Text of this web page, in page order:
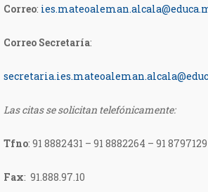
Correo:
Correo Secretaría:
secretaria.ies.mateoaleman.
Las citas se solicitan telefónicamente:
Tfno: 91 8882431 – 91 8882264 – 91 8797129
Fax: 91.888.97.10